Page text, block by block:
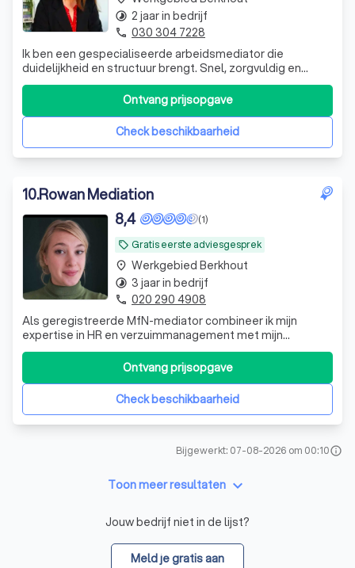
Ik ben een gespecialiseerde arbeidsmediator die
duidelijkheid en structuur brengt. Snel, zorgvuldig en
oplossingsgericht, zodat jullie het conflict helder en
duurzaam kunnen oplossen.
Check beschikbaarheid
Ontvang prijsopgave
timelapse 2 jaar in bedrijf
phone 030 304 7228
10.Rowan Mediation
local_offer Gratis eerste adviesgesprek
(1)
8,4
Als geregistreerde MfN-mediator combineer ik mijn
expertise in HR en verzuimmanagement met mijn
vaardigheden in mediation om een unieke aanpak te
bieden. Waarbij ik sta voor persoonlijke aandacht, een
pragmatische aanpak en snel resultaat. Oprechte
nieuwsgierigheid, empathisch vermogen maar ook erv
Check beschikbaarheid
Ontvang prijsopgave
place Werkgebied Berkhout
timelapse 3 jaar in bedrijf
phone 020 290 4908
Bijgewerkt: 07-08-2026 om 00:10info
Toon meer resultaten keyboard_arrow_down
Jouw bedrijf niet in de lijst?
Meld je gratis aan